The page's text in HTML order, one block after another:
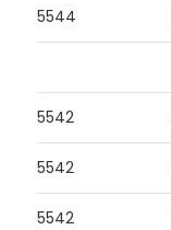
5544
5542
5542
5542